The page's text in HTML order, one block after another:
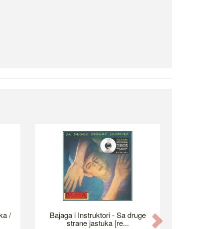
/ Bajaga i Instruktori - Sa druge
strane jastuka [re...